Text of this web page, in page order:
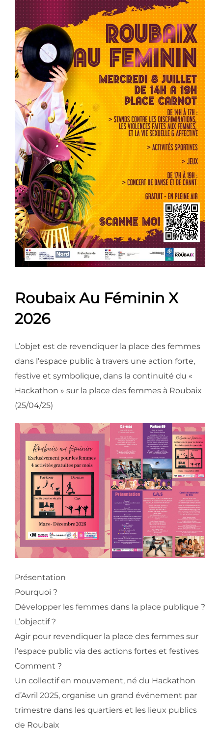
Roubaix Au Féminin X
2026
L’objet est de revendiquer la place des femmes
dans l’espace public à travers une action forte,
festive et symbolique, dans la continuité du «
Hackathon » sur la place des femmes à Roubaix
(25/04/25)
Présentation
Pourquoi ?
Développer les femmes dans la place publique ?
L’objectif ?
Agir pour revendiquer la place des femmes sur
l’espace public via des actions fortes et festives
Comment ?
Un collectif en mouvement, né du Hackathon
d’Avril 2025, organise un grand événement par
trimestre dans les quartiers et les lieux publics
de Roubaix